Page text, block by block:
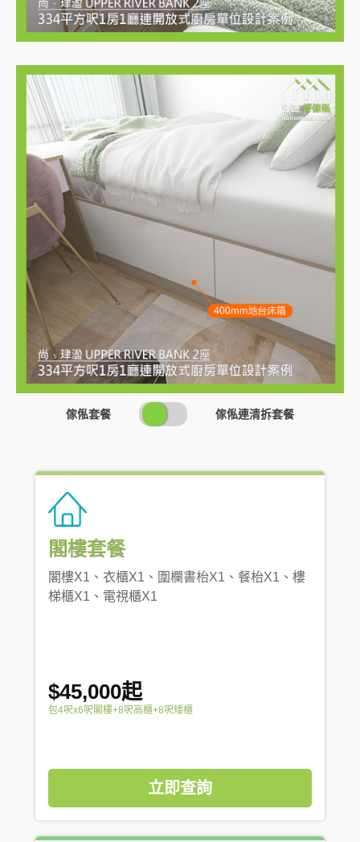
傢俬套餐
SWITCH
PRICING
傢俬連清拆套餐
閣樓套餐
閣樓X1、衣櫃X1、圍欄書枱X1、餐枱X1、樓
梯櫃X1、電視櫃X1
$45,000起
包4呎x6呎閣樓+8呎高櫃+8呎矮櫃
立即查詢